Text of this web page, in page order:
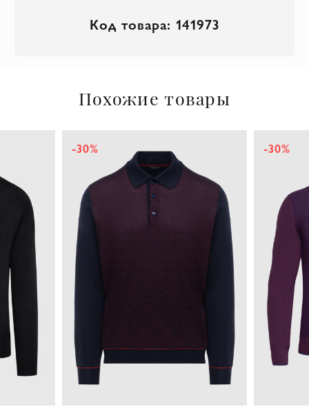
Код товара: 141973
Похожие товары
-30% -30%